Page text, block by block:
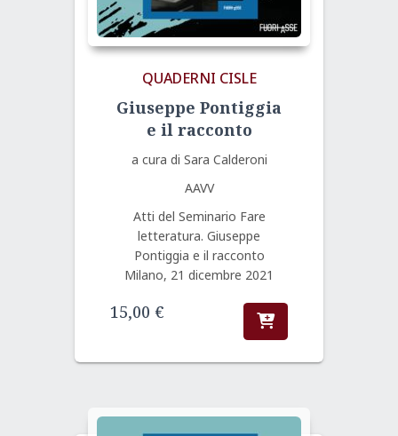
QUADERNI CISLE
Giuseppe Pontiggia
e il racconto
a cura di Sara Calderoni
AAVV
Atti del Seminario Fare
letteratura. Giuseppe
Pontiggia e il racconto
Milano, 21 dicembre 2021
15,00 €